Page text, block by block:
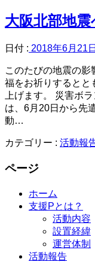
大阪北部地
日付 : 2018年6月21日
このたびの地震の
福をお祈りするとと
上げます。 災害ボ
は、6月20日から先
動…
カテゴリー : 活動報
ページ
ホーム
支援Pとは？
活動内容
設置経緯
運営体制
活動報告